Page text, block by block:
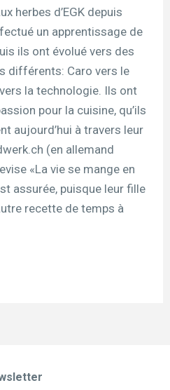
herbes d’EGK depuis
un apprentissage de
ils ont évolué vers des
différents: Caro vers le
la technologie. Ils ont
pour la cuisine, qu’ils
aujourd’hui à travers leur
(en allemand
«La vie se mange en
assurée, puisque leur fille
recette de temps à